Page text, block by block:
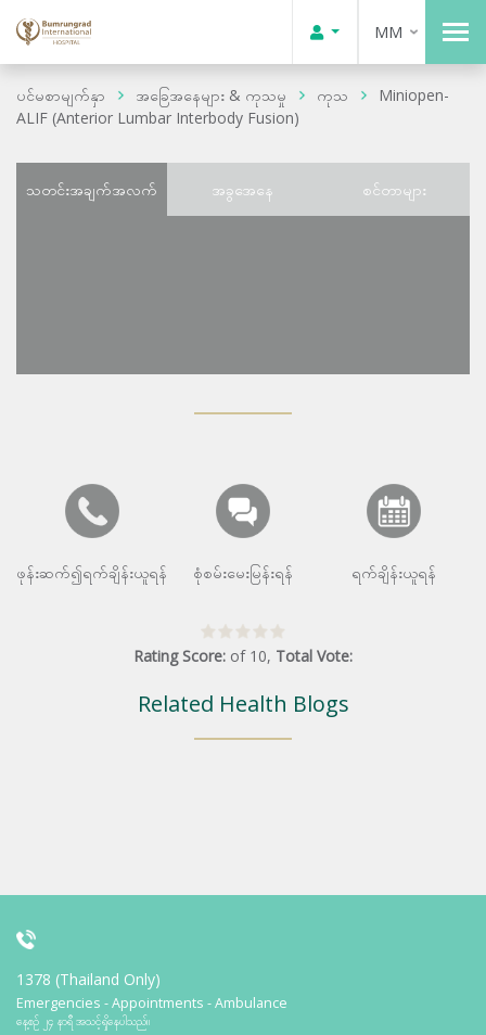
MM
ပင်မစာမျက်နှာ အခြေအနေများ & ကုသမှု ကုသ
Miniopen-
ALIF (Anterior Lumbar Interbody Fusion)
သတင်းအချက်အလက် အခွအေနေ စင်တာများ
ဖုန်းဆက်၍ရက်ချိန်းယူရန် စုံစမ်းမေးမြန်းရန် ရက်ချိန်းယူရန်
Rating Score: of 10, Total Vote:
Related Health Blogs
1378 (Thailand Only)
Emergencies - Appointments - Ambulance
နေ့စဉ် ၂၄ နာရီ အသင့်ရှိနေပါသည်။